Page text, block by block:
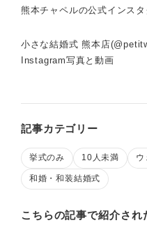
熊本チャペルの公式インス
小さな結婚式 熊本店
Instagram写真と動画
記事カテゴリー
挙式のみ 10人未満 ウ
和婚・和装結婚式
こちらの記事で紹介され